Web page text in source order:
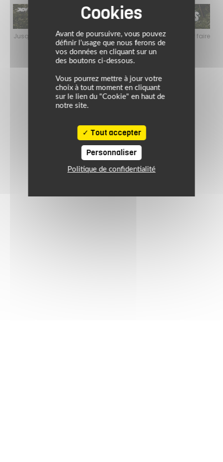
Jusqu’au 24 août 2026, profitez de l’ambiance estivale pour faire
le plein de bons plans sur l’équipement motard !
Avant de poursuivre, vous pouvez
définir l’usage que nous ferons de
vos données en cliquant sur un
des boutons ci-dessous.
Vous pourrez mettre à jour votre
choix à tout moment en cliquant
sur le lien du "Cookie" en haut de
notre site.
Tout accepter
Personnaliser
Politique de confidentialité